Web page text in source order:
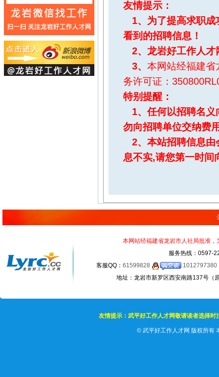
友情提示：
1、为了提高求职成
看到的招聘信息！
2、 龙岩好工作人
3、 本网站经福建省
务许可证：
特别提醒 ：
1、任何以招聘名义
勿向招聘单位交纳费
2、本站招聘信息由
息不实,请您第一时间
本网站经福建省龙岩市人社局批准
服务热线：0597-
客服QQ： 61599828
1012797380
地址：龙岩市新罗区西安南路137号（
友情提示：武平好工作人才网敬请读者选择
© 武平好工作人才网 版权所有